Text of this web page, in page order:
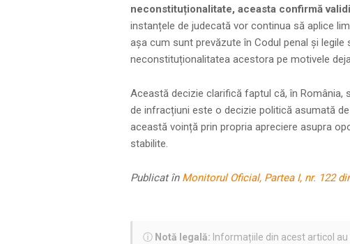
neconstituționalitate, aceasta confirmă
instanțele de judecată vor continua să aplice
așa cum sunt prevăzute în Codul penal și legile
neconstituționalitatea acestora pe motivele
Această decizie clarifică faptul că, în
de infracțiuni este o decizie politică asumată
această voință prin propria apreciere asupra
stabilite.
Publicat în Monitorul Oficial, Partea I, nr. 122
ⓘ Notă legală: Informațiile din acest articol